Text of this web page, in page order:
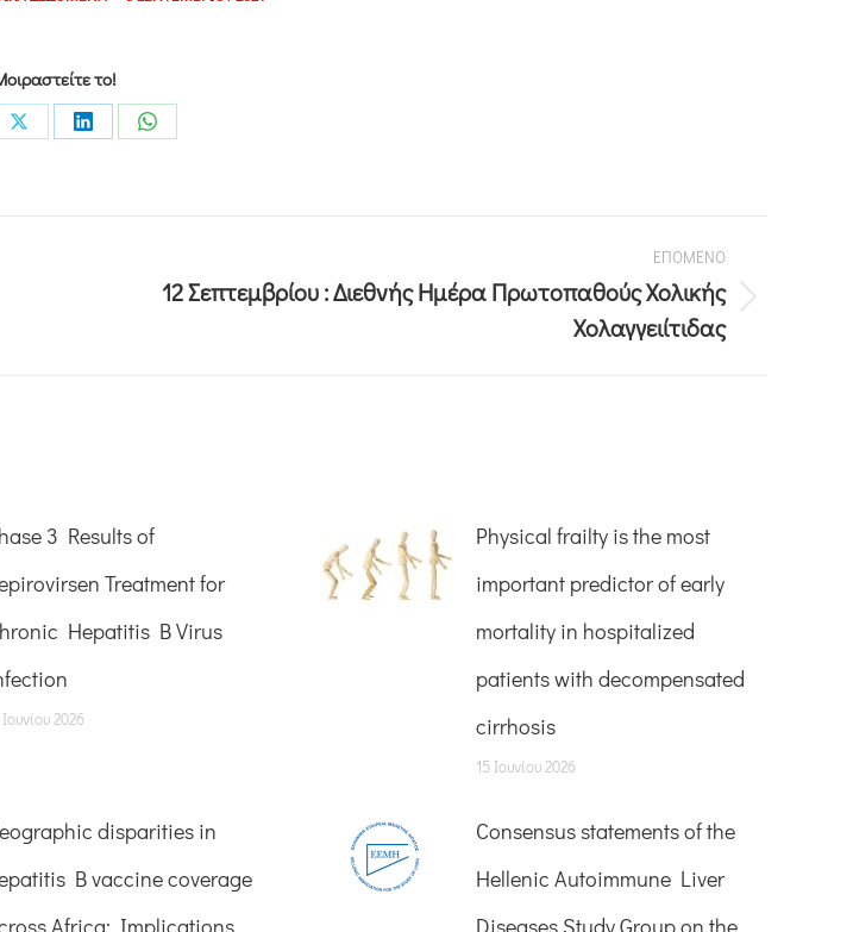
το!
ΕΠΟΜΕΝΟ
12 Σεπτεμβρίου : Διεθνής Ημέρα Πρωτοπαθούς Χολικής
Χολαγγειίτιδας
3 Results of
Treatment for
Hepatitis B Virus
Ιουνίου 2026
Physical frailty is the most
important predictor of early
mortality in hospitalized
patients with decompensated
cirrhosis
15 Ιουνίου 2026
disparities in
B vaccine coverage
Africa: Implications
Consensus statements of the
Hellenic Autoimmune Liver
Diseases Study Group on the